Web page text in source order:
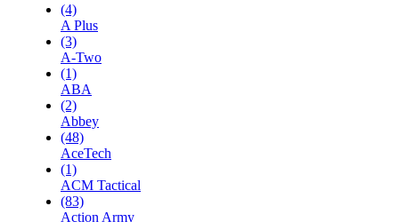
(4)
A Plus
(3)
A-Two
(1)
ABA
(2)
Abbey
(48)
AceTech
(1)
ACM Tactical
(83)
Action Army